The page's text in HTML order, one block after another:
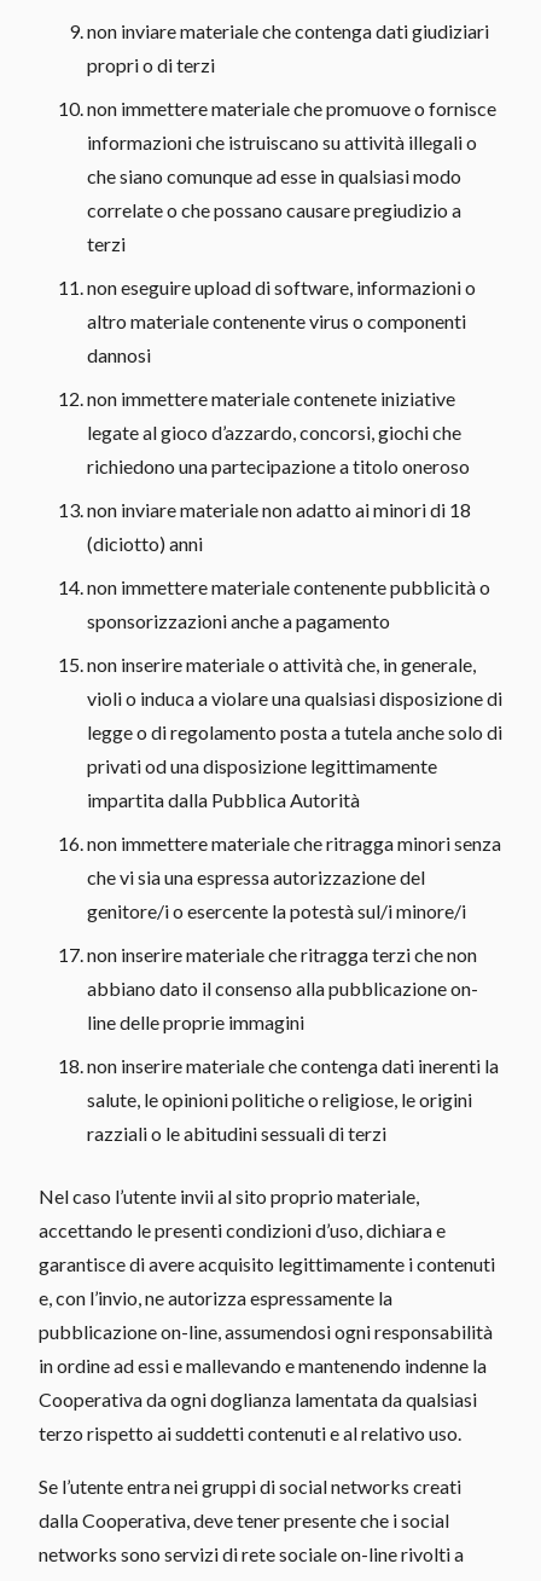
non inviare materiale che contenga dati giudiziari
propri o di terzi
non immettere materiale che promuove o fornisce
informazioni che istruiscano su attività illegali o
che siano comunque ad esse in qualsiasi modo
correlate o che possano causare pregiudizio a
terzi
non eseguire upload di software, informazioni o
altro materiale contenente virus o componenti
dannosi
non immettere materiale contenete iniziative
legate al gioco d’azzardo, concorsi, giochi che
richiedono una partecipazione a titolo oneroso
non inviare materiale non adatto ai minori di 18
(diciotto) anni
non immettere materiale contenente pubblicità o
sponsorizzazioni anche a pagamento
non inserire materiale o attività che, in generale,
violi o induca a violare una qualsiasi disposizione di
legge o di regolamento posta a tutela anche solo di
privati od una disposizione legittimamente
impartita dalla Pubblica Autorità
non immettere materiale che ritragga minori senza
che vi sia una espressa autorizzazione del
genitore/i o esercente la potestà sul/i minore/i
non inserire materiale che ritragga terzi che non
abbiano dato il consenso alla pubblicazione on-
line delle proprie immagini
non inserire materiale che contenga dati inerenti la
salute, le opinioni politiche o religiose, le origini
razziali o le abitudini sessuali di terzi
Nel caso l’utente invii al sito proprio materiale,
accettando le presenti condizioni d’uso, dichiara e
garantisce di avere acquisito legittimamente i contenuti
e, con l’invio, ne autorizza espressamente la
pubblicazione on-line, assumendosi ogni responsabilità
in ordine ad essi e mallevando e mantenendo indenne la
Cooperativa da ogni doglianza lamentata da qualsiasi
terzo rispetto ai suddetti contenuti e al relativo uso.
Se l’utente entra nei gruppi di social networks creati
dalla Cooperativa, deve tener presente che i social
networks sono servizi di rete sociale on-line rivolti a